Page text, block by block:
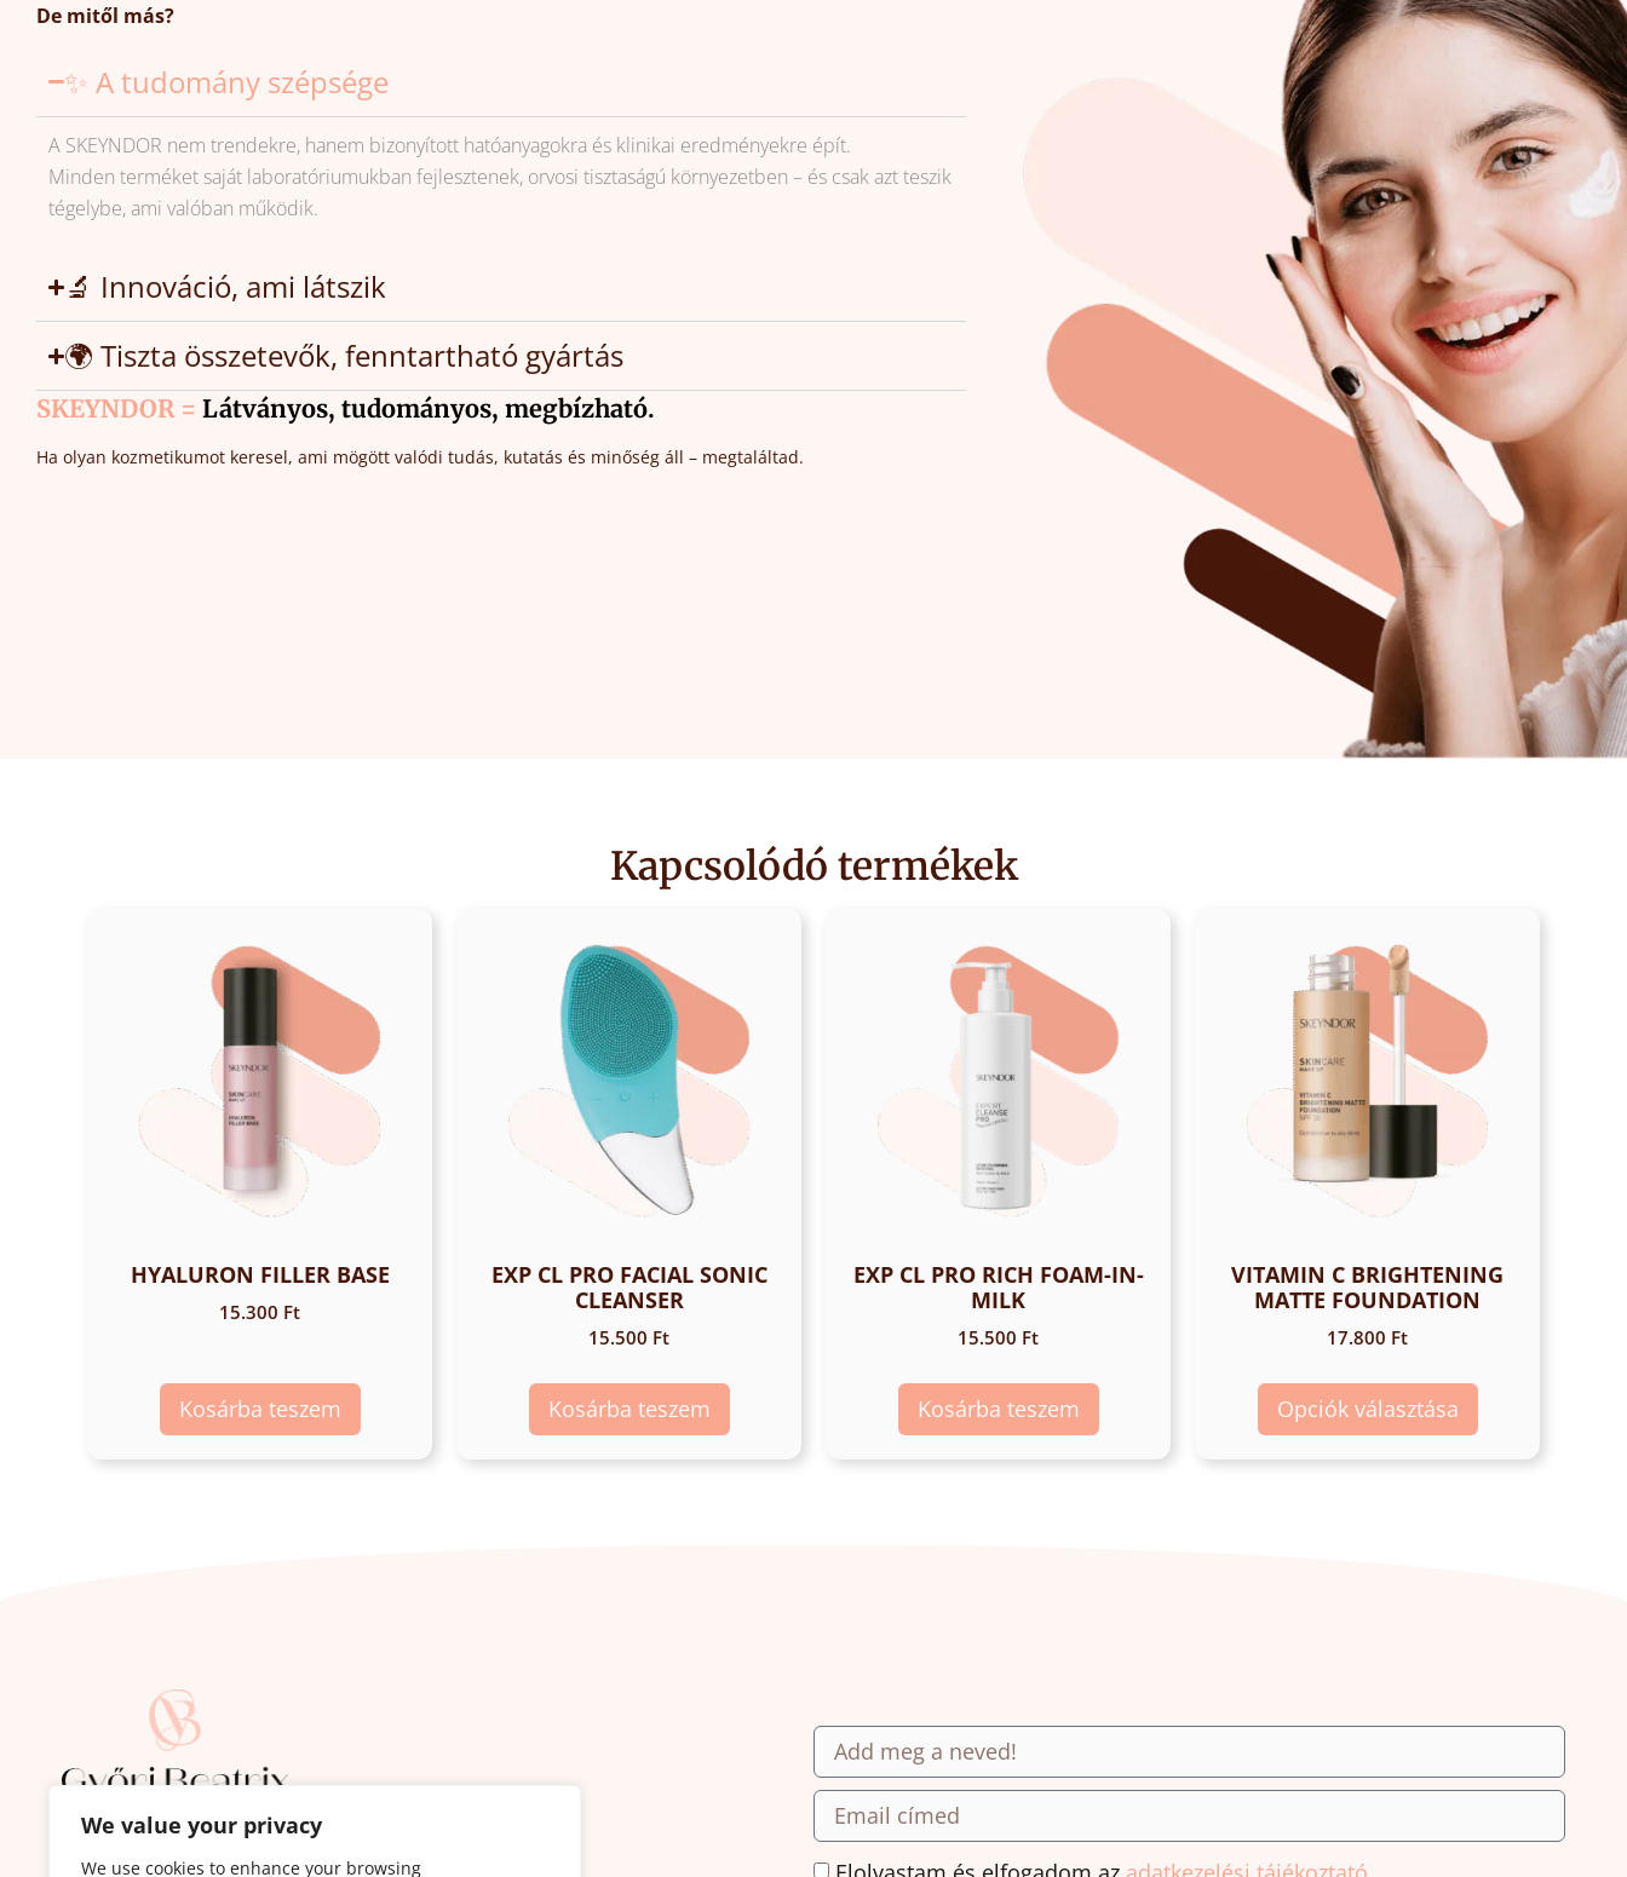
We value your privacy
We use cookies to enhance your browsing
De mitől más?
✨ A tudomány szépsége
A SKEYNDOR nem trendekre, hanem bizonyított hatóanyagokra és klinikai eredményekre épít.
Minden terméket saját laboratóriumukban fejlesztenek, orvosi tisztaságú környezetben – és csak azt teszik
tégelybe, ami valóban működik.
🔬 Innováció, ami látszik
🌍 Tiszta összetevők, fenntartható gyártás
SKEYNDOR = Látványos, tudományos, megbízható.
Ha olyan kozmetikumot keresel, ami mögött valódi tudás, kutatás és minőség áll – megtaláltad.
Kapcsolódó termékek
HYALURON FILLER BASE
15.300 Ft
Kosárba teszem
EXP CL PRO FACIAL SONIC
CLEANSER
15.500 Ft
Kosárba teszem
EXP CL PRO RICH FOAM-IN-
MILK
15.500 Ft
Kosárba teszem
VITAMIN C BRIGHTENING
MATTE FOUNDATION
17.800 Ft
Opciók választása
Iratkozz fel a Bőrápoló Hírlevélre:
Ez nem a szokásos hírlevél: termékajánló és spam.